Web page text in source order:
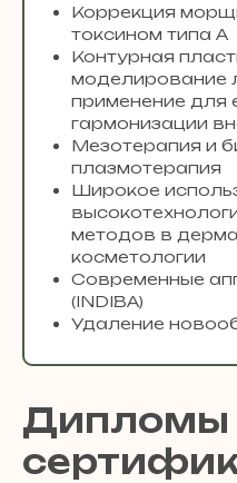
Коррекция
токсином типа А
Контурная
моделирование
применение для
гармонизации
Мезотерапия и
плазмотерапия
Широкое
методов в
косметологии
Современные
(INDIBA)
Удаление
Дипломы